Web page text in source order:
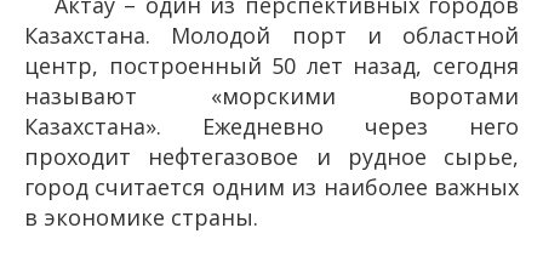
Казахстана. Молодой порт и областной
центр, построенный 50 лет назад, сегодня
называют «морскими воротами
Казахстана». Ежедневно через него
проходит нефтегазовое и рудное сырье,
город считается одним из наиболее важных
в экономике страны.